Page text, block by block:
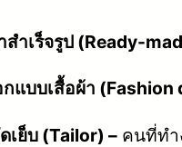
สำเร็จรูป (Ready-
แบบเสื้อผ้า (Fashion
เย็บ (Tailor) – คนที่ทำ